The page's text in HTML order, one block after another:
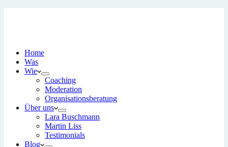
Home
Was
Wie
Coaching
Moderation
Organisationsberatung
Über uns
Lara Buschmann
Martin Liss
Testimonials
Blog